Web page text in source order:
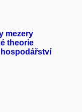
mezery
theorie